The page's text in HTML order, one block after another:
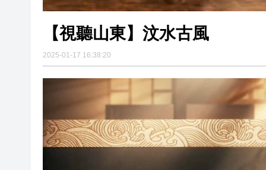
【視聽山東】汶水古風
2025-01-17 16:38:20